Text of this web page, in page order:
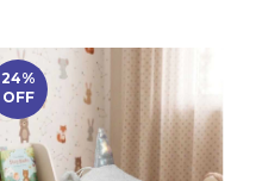
24%
OFF